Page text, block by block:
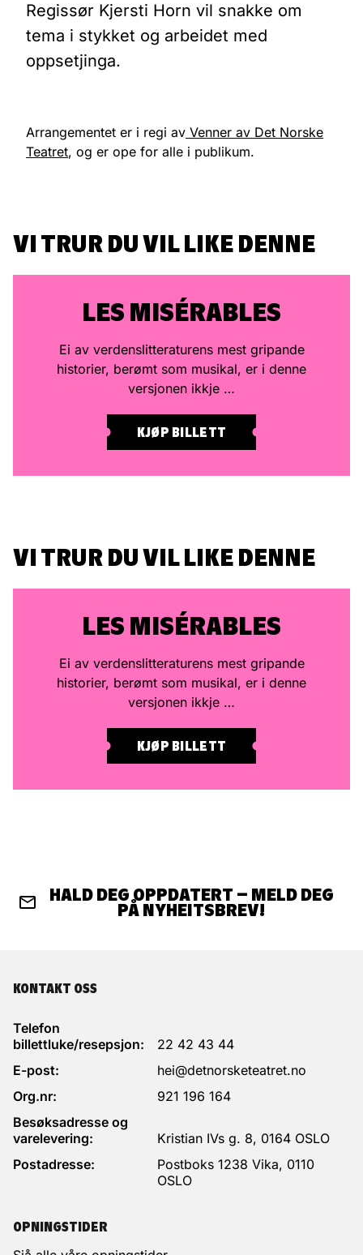
Regissør Kjersti Horn vil snakke om
tema i stykket og arbeidet med
oppsetjinga.
Arrangementet er i regi av Venner av Det Norske
Teatret, og er ope for alle i publikum.
VI TRUR DU VIL LIKE DENNE
LES MISÉRABLES
Ei av verdenslitteraturens mest gripande
historier, berømt som musikal, er i denne
versjonen ikkje …
KJØP BILLETT
VI TRUR DU VIL LIKE DENNE
LES MISÉRABLES
Ei av verdenslitteraturens mest gripande
historier, berømt som musikal, er i denne
versjonen ikkje …
KJØP BILLETT
HALD DEG OPPDATERT – MELD DEG
PÅ NYHEITSBREV!
KONTAKT OSS
Telefon
billettluke/resepsjon:
22 42 43 44
E-post:
hei@detnorsketeatret.no
Org.nr:
921 196 164
Besøksadresse og
varelevering:
Kristian IVs g. 8, 0164 OSLO
Postadresse:
Postboks 1238 Vika, 0110
OSLO
OPNINGSTIDER